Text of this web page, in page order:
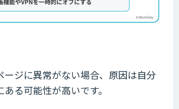
ージに異常がない場合、原因は自分
る可能性が高いです。